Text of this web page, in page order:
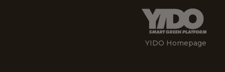
YIDO Homepage